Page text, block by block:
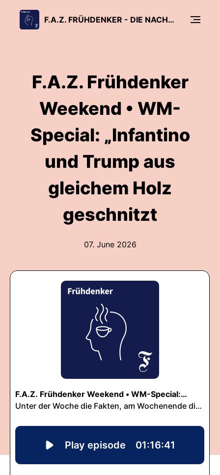
F.A.Z. FRÜHDENKER - DIE NACHRICHTEN AM MORGEN
F.A.Z. Frühdenker
Weekend • WM-
Special: „Infantino
und Trump aus
gleichem Holz
geschnitzt
07. June 2026